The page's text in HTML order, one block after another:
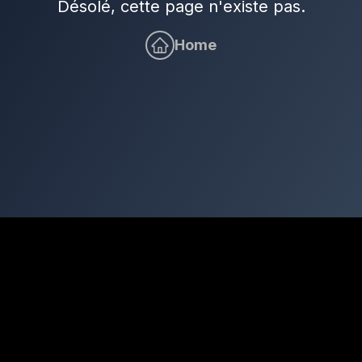
Désolé, cette page n'existe pas.
Home